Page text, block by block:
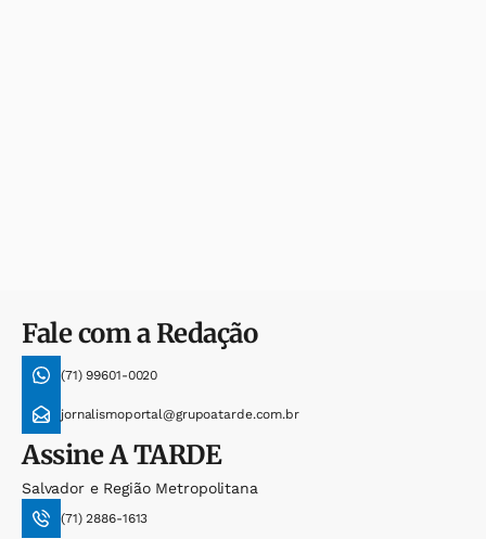
Fale com a Redação
(71) 99601-0020
jornalismoportal@grupoatarde.com.br
AssineA TARDE
Salvador e Região Metropolitana
(71) 2886-1613